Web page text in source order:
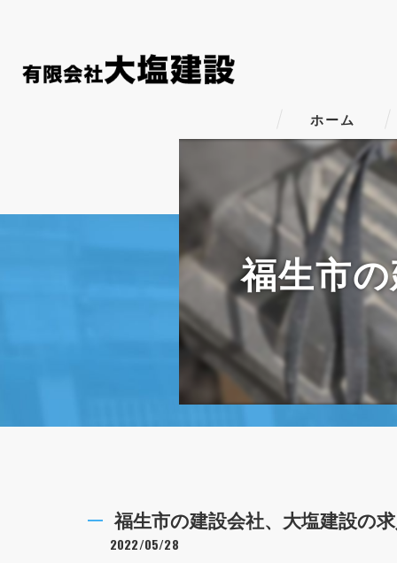
ホーム
福生市
福生市の建設会社、大塩建設の求
2022/05/28